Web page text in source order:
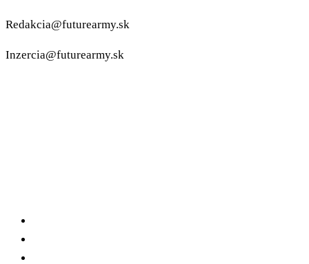
Redakcia@futurearmy.sk
Inzercia@futurearmy.sk